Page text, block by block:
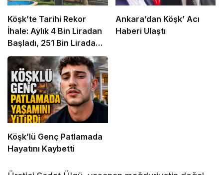
Köşk’te Tarihi Rekor
İhale: Aylık 4 Bin Liradan
Başladı, 251 Bin Lirada
Bitti
Ankara’dan Köşk’ Acı
Haberi Ulaştı
Köşk’lü Genç Patlamada
Hayatını Kaybetti